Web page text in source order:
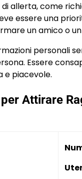
allerta, come
essere una
un amico o
personali
Essere
e piacevole.
Attirare